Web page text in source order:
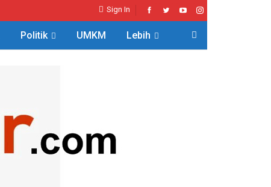
Sign In
Politik UMKM Lebih